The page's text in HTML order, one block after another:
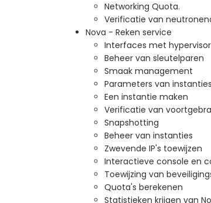
Networking Quota.
Verificatie van
Nova - Reken service
Interfaces met
Beheer van sleutelparen
Smaak management
Parameters van instanties
Een instantie maken
Verificatie van
Snapshotting
Beheer van instanties
Zwevende IP's toewijzen
Interactieve console en
Toewijzing van
Quota's berekenen
Statistieken krijgen van